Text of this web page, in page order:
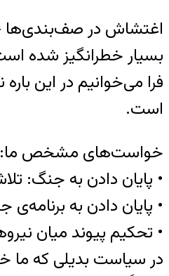
اغتشاش در صف‌بندی‌ها −
بسیار خطرانگیز شده
فرا می‌خوانیم در این
است.
خواست‌های مشخص ما:
• پایان دادن به جنگ:
• پایان دادن به
• تحکیم پیوند میان
در سیاست بدیلی که ما